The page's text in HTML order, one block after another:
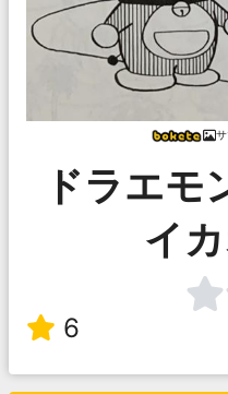
ドラエ
イ
6